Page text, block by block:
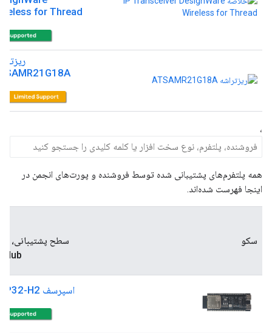
for Thread
،
همه پلتفرم‌های پشتیبانی شده توسط فروشنده و پورت‌های انجمن در
اینجا فهرست شده‌اند.
سکو
سطح پشتیبانی،
اسپرسف ESP32-H2